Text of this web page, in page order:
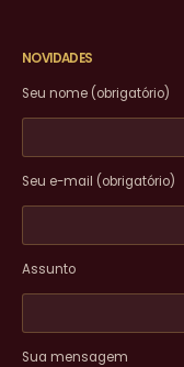
NOVIDADES
Seu nome (obrigatório)
Seu e-mail (obrigatório)
Assunto
Sua mensagem